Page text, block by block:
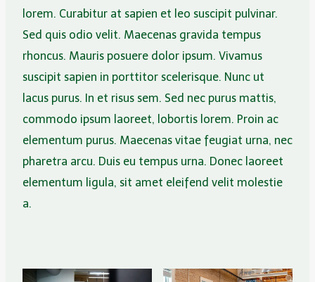
lorem. Curabitur at sapien et leo suscipit pulvinar.
Sed quis odio velit. Maecenas gravida tempus
rhoncus. Mauris posuere dolor ipsum. Vivamus
suscipit sapien in porttitor scelerisque. Nunc ut
lacus purus. In et risus sem. Sed nec purus mattis,
commodo ipsum laoreet, lobortis lorem. Proin ac
elementum purus. Maecenas vitae feugiat urna, nec
pharetra arcu. Duis eu tempus urna. Donec laoreet
elementum ligula, sit amet eleifend velit molestie
a.